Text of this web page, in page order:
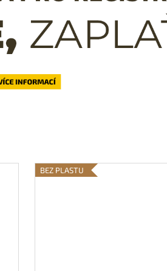
BEZ PLASTU